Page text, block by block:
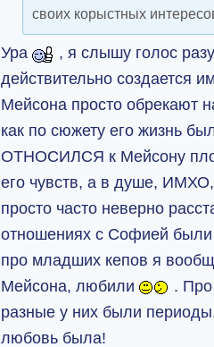
своих корыстных
Ура
, я слышу голос
действительно создается
Мейсона просто обрекают
как по сюжету его жизнь
ОТНОСИЛСЯ к Мейсону
его чувств, а в душе,
просто часто неверно
отношениях с Софией
про младших кепов я
Мейсона, любили
.
разные у них были
любовь была!